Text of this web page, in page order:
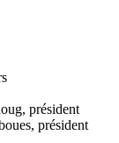
président
président